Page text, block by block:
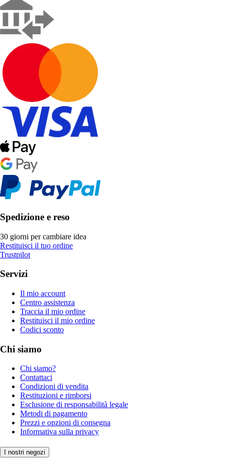
Spedizione e reso
30 giorni per cambiare idea
Restituisci il tuo ordine
Trustpilot
Servizi
Il mio account
Centro assistenza
Traccia il mio ordine
Restituisci il mio ordine
Codici sconto
Chi siamo
Chi siamo?
Contattaci
Condizioni di vendita
Restituzioni e rimborsi
Esclusione di responsabilità legale
Metodi di pagamento
Prezzi e opzioni di consegna
Informativa sulla privacy
I nostri negozi